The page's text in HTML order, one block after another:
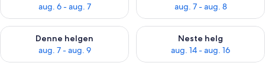
aug. 6 - aug. 7
aug. 7 - aug. 8
Denne helgen
aug. 7 - aug. 9
Sjekk tilgjengelighet for denne helgen, aug. 7 - aug. 9
Neste helg
aug. 14 - aug. 16
Sjekk tilgjengelighet for neste